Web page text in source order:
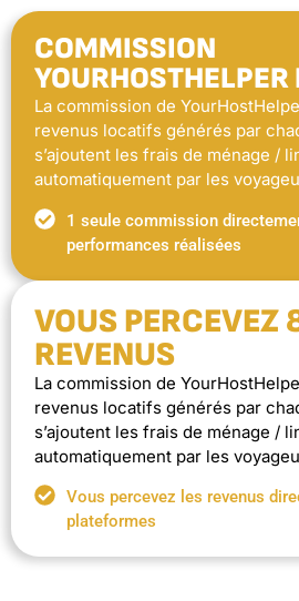
COMMISSION
La commission de
revenus locatifs générés par
s’ajoutent les frais de ménage /
automatiquement par les
1 seule commission
performances réalisées
VOUS PERCEVEZ
REVENUS
La commission de
revenus locatifs générés par
s’ajoutent les frais de ménage /
automatiquement par les
Vous percevez les revenus
plateformes